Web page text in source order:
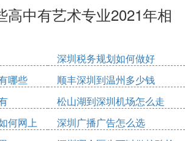
北大附中南山分校排名最为稳定保
，此外耀华实验、康桥书院、明德
升走势。
，一是2021年头部民办明珠学校未
学校的校园将扩建并到翠园中学，
年将恢复正常招生了。二是202
新校冲入民办录取线第二名，这
语学校（梅沙高中），而梅沙高中
高中有艺术专业2021年相
深圳税务规划如何做好
哪些
顺丰深圳到温州多少钱
松山湖到深圳机场怎么走
何网上
深圳广播广告怎么选